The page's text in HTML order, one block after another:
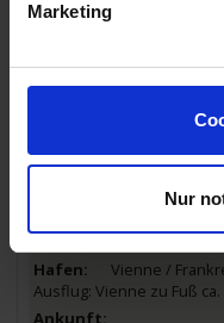
Marketing
Nur
Tournon-sur-
18.06.2026 -
Vienne /
Vienne /
Ausflug: Vienne zu Fuß ca.